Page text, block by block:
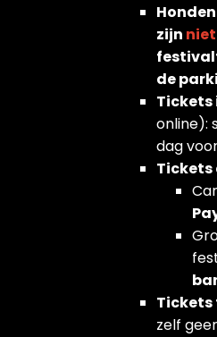
zijn
de
Tickets
online):
dag
Tickets
Tickets
zelf